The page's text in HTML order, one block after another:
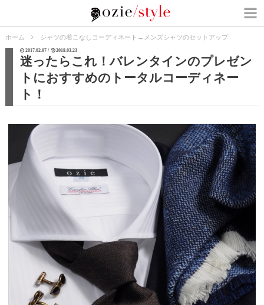
ホーム シャツの着こなしコーディネート → メンズシャツのセットアップ
2017.02.07 / 2018.03.23
迷ったらこれ！バレンタインのプレゼン
トにおすすめのトータルコーディネー
ト！